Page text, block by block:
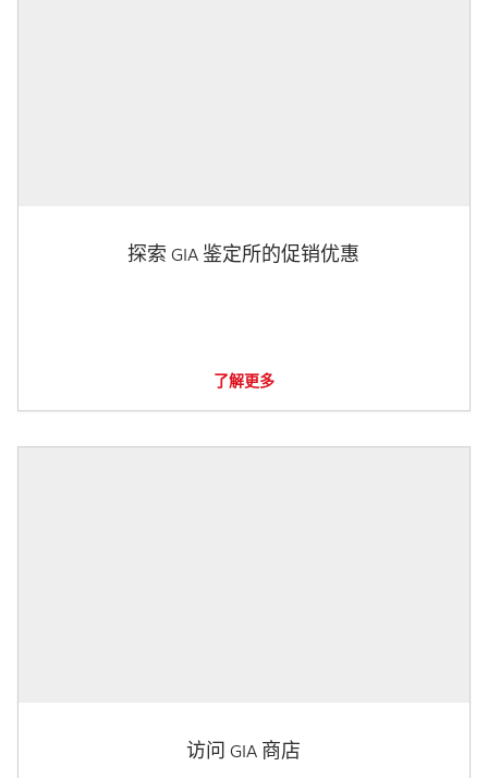
探索 GIA 鉴定所的促销优惠
了解更多
访问 GIA 商店